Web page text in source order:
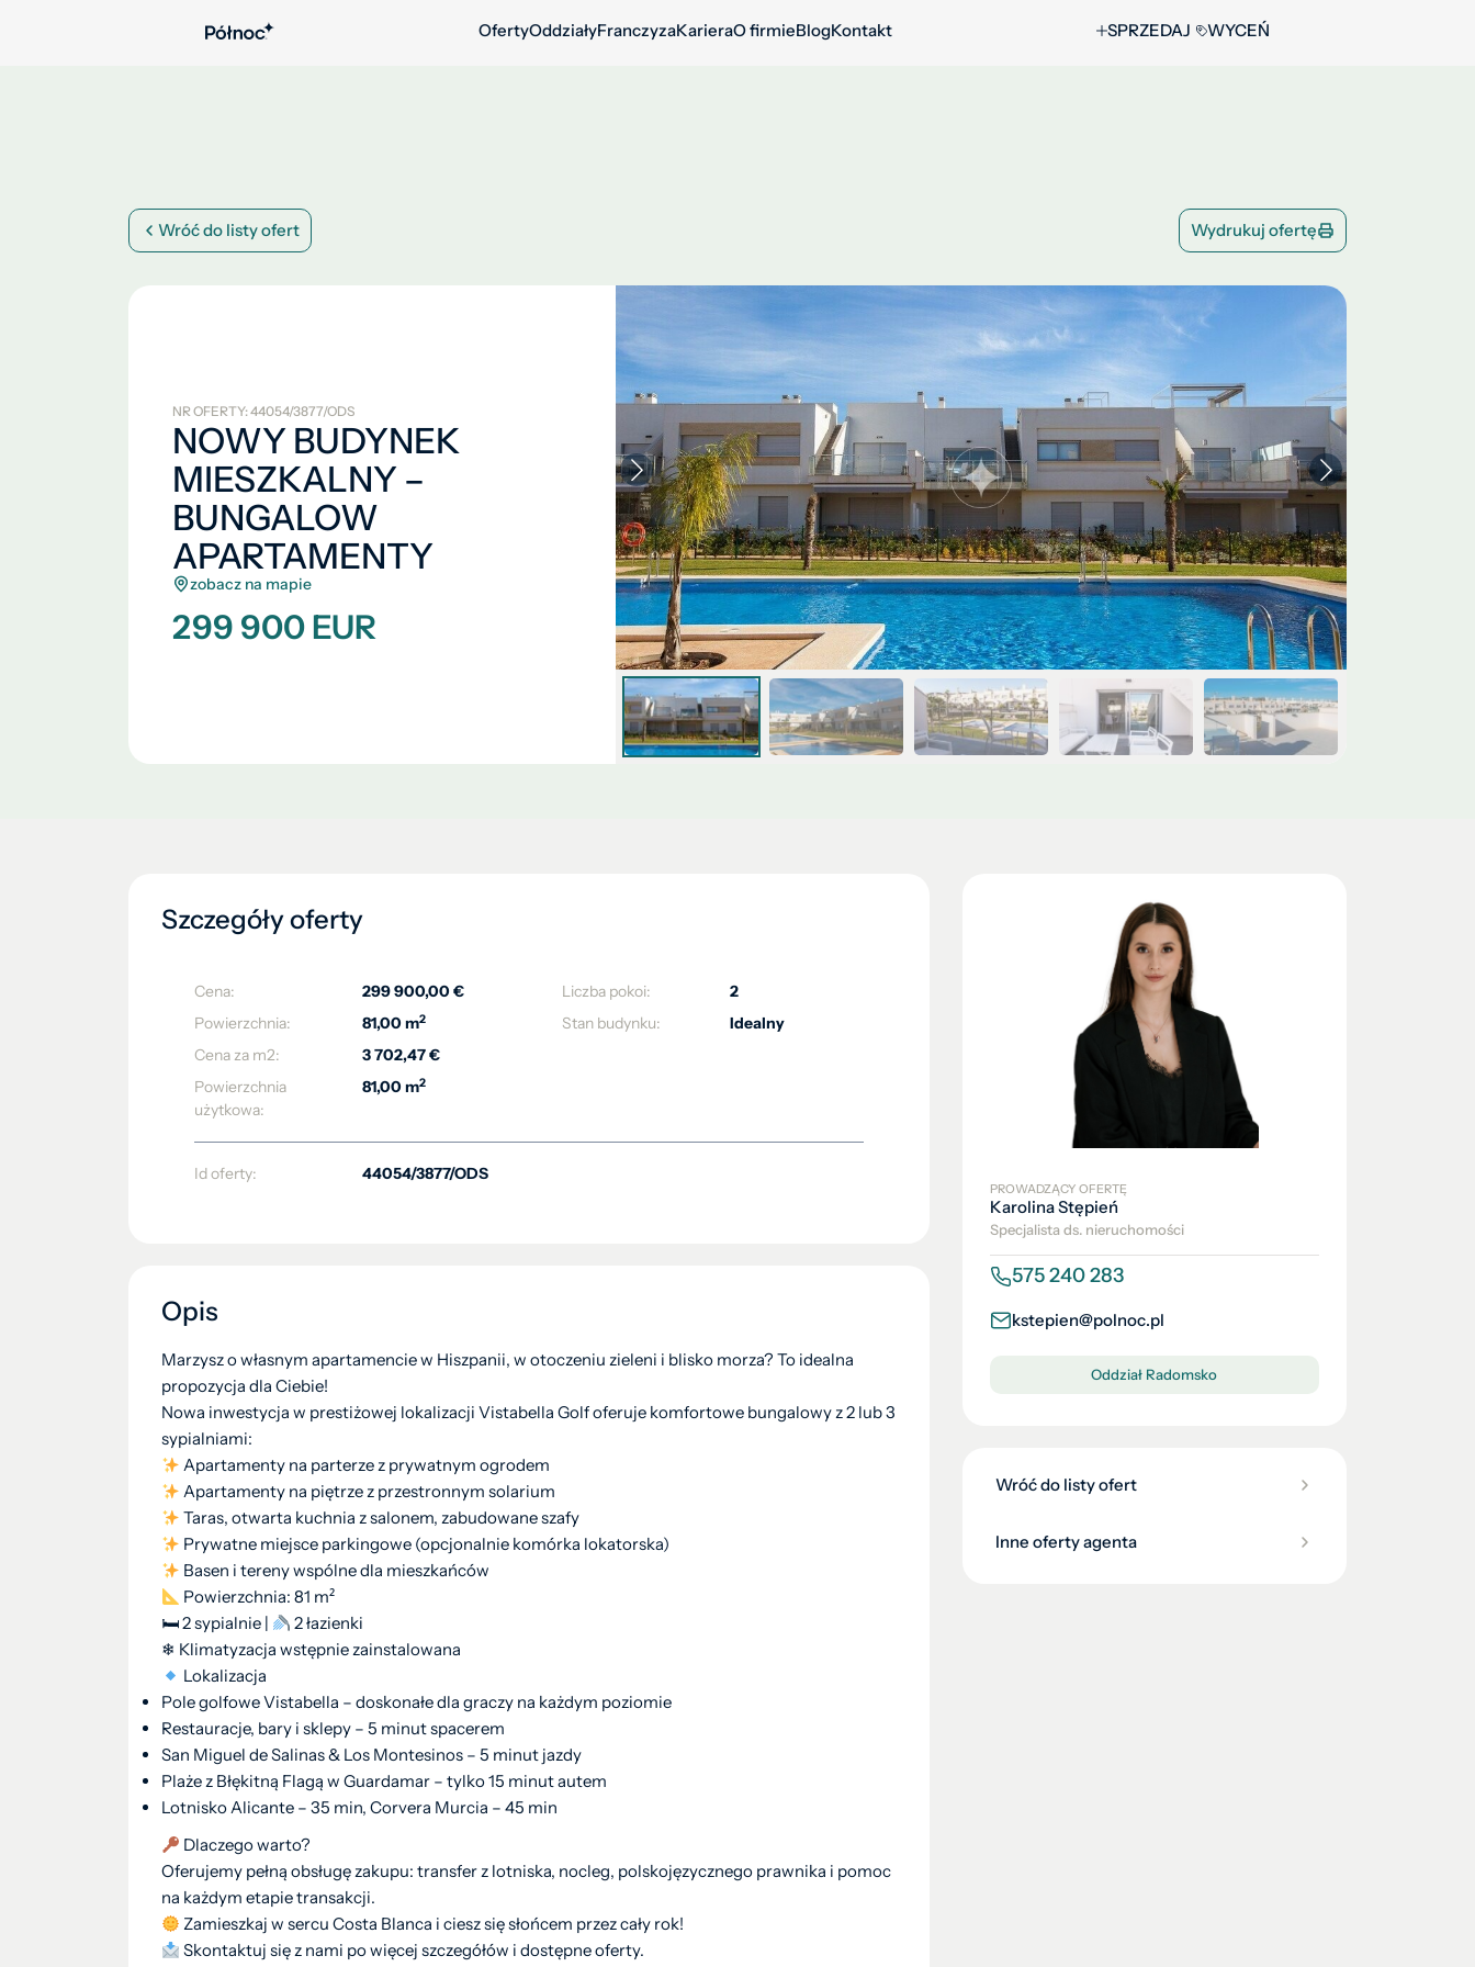
OfertyOddziałyFranczyzaKarieraO firmieBlogKontakt SPRZEDAJ WYCEŃ
Wróć do listy ofert Wydrukuj ofertę
NR OFERTY: 44054/3877/ODS
NOWY BUDYNEK
MIESZKALNY –
BUNGALOW
APARTAMENTY
zobacz na mapie
299 900 EUR
Szczegóły oferty
Cena:
299 900,00 €
Powierzchnia:
81,00 m2
Cena za m2:
3 702,47 €
Powierzchnia
użytkowa:
81,00 m2
Liczba pokoi:
2
Stan budynku:
Idealny
Id oferty: 44054/3877/ODS
Opis
Marzysz o własnym apartamencie w Hiszpanii, w otoczeniu zieleni i blisko morza? To idealna
propozycja dla Ciebie!
Nowa inwestycja w prestiżowej lokalizacji Vistabella Golf oferuje komfortowe bungalowy z 2 lub 3
sypialniami:
Apartamenty na parterze z prywatnym ogrodem
Apartamenty na piętrze z przestronnym solarium
Taras, otwarta kuchnia z salonem, zabudowane szafy
Prywatne miejsce parkingowe (opcjonalnie komórka lokatorska)
Basen i tereny wspólne dla mieszkańców
Powierzchnia: 81 m²
🛏 2 sypialnie |
2 łazienki
❄ Klimatyzacja wstępnie zainstalowana
Lokalizacja
Pole golfowe Vistabella – doskonałe dla graczy na każdym poziomie
Restauracje, bary i sklepy – 5 minut spacerem
San Miguel de Salinas & Los Montesinos – 5 minut jazdy
Plaże z Błękitną Flagą w Guardamar – tylko 15 minut autem
Lotnisko Alicante – 35 min, Corvera Murcia – 45 min
Dlaczego warto?
Oferujemy pełną obsługę zakupu: transfer z lotniska, nocleg, polskojęzycznego prawnika i pomoc
na każdym etapie transakcji.
Zamieszkaj w sercu Costa Blanca i ciesz się słońcem przez cały rok!
Skontaktuj się z nami po więcej szczegółów i dostępne oferty.
PROWADZĄCY OFERTĘ
Karolina Stępień
Specjalista ds. nieruchomości
575 240 283
kstepien@polnoc.pl
Oddział Radomsko
Wróć do listy ofert
Inne oferty agenta